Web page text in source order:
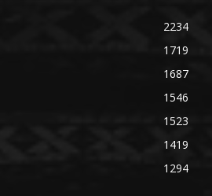
2234
1719
1687
1546
1523
1419
1294